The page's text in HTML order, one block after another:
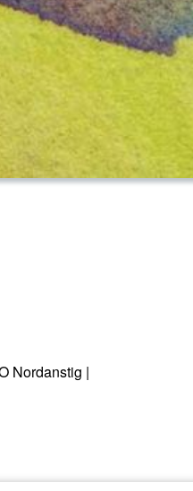
Nordanstig |